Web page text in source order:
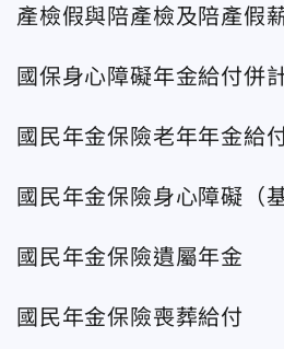
產檢假與陪產檢及陪產假
國保身心障礙年金給付併
國民年金保險老年年金給
國民年金保險身心障礙（
國民年金保險遺屬年金
國民年金保險喪葬給付